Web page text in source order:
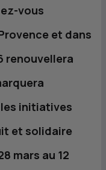
vous
et dans
renouvellera
initiatives
et solidaire
mars au 12